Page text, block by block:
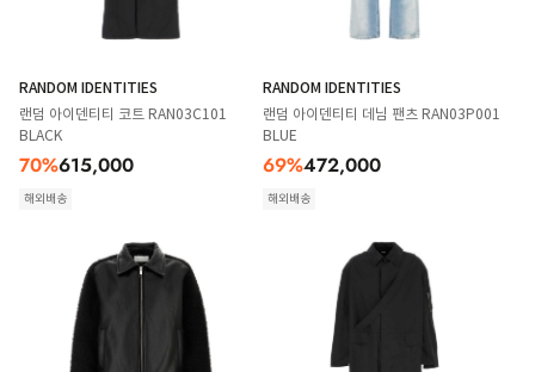
RANDOM IDENTITIES
랜덤 아이덴티티 코트 RAN03C101
BLACK
70%615,000
해외배송
RANDOM IDENTITIES
랜덤 아이덴티티 데님 팬츠 RAN03P001
BLUE
69%472,000
해외배송